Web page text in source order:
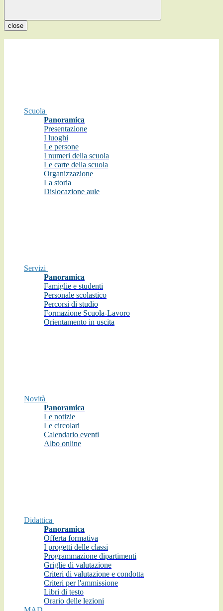
close
Scuola
Panoramica
Presentazione
I luoghi
Le persone
I numeri della scuola
Le carte della scuola
Organizzazione
La storia
Dislocazione aule
Servizi
Panoramica
Famiglie e studenti
Personale scolastico
Percorsi di studio
Formazione Scuola-Lavoro
Orientamento in uscita
Novità
Panoramica
Le notizie
Le circolari
Calendario eventi
Albo online
Didattica
Panoramica
Offerta formativa
I progetti delle classi
Programmazione dipartimenti
Griglie di valutazione
Criteri di valutazione e condotta
Criteri per l'ammissione
Libri di testo
Orario delle lezioni